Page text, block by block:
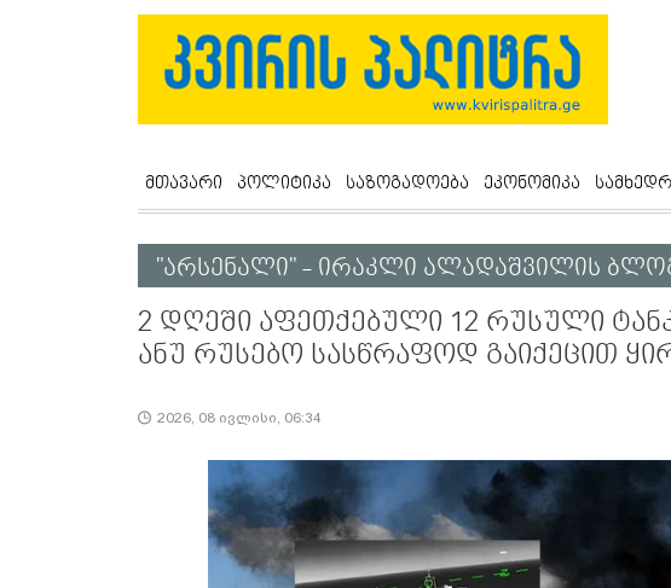
მთავარი პოლიტიკა საზოგადოება ეკონომიკა
"არსენალი" - ირაკლი ალადაშვილის
2 დღეში აფეთქებული 12 რუსული
ანუ რუსებო სასწრაფოდ გაიქეცით
2026, 08 ივლისი, 06:34